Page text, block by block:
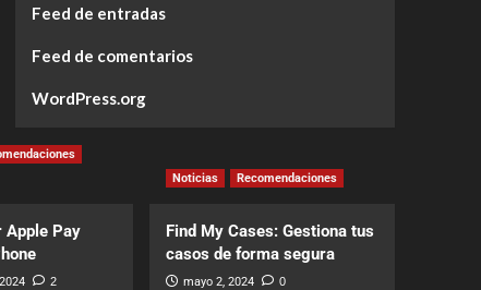
Feed de entradas
Feed de comentarios
WordPress.org
Apple Pay
2
Noticias Recomendaciones
Find My Cases: Gestiona tus
casos de forma segura
mayo 2, 2024 0